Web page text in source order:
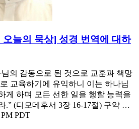
늘의 묵상] 성경 번역에 대하
의 감동으로 된 것으로 교훈과 책망
교육하기에 유익하니 이는 하나님
게 하며 모든 선한 일을 행할 능력을
.” (디모데후서 3장 16-17절) 구약 …
PM PDT